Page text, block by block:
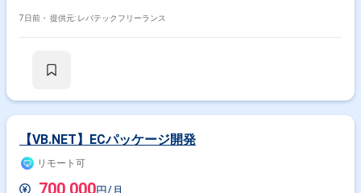
イン、プロトタイプの作成 - v0、Lovable、Claude Code、Cursor等のAIツ
システムやコンポーネント設計の整備、エンジニアと協働した実装連携、
7日前・ 提供元: レバテックフリーランス
【VB.NET】ECパッケージ開発
リモート可
700,000円/月